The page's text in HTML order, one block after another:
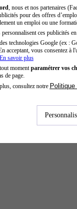
, nous et nos partenaires
pour des offres
un emploi ou une
ces publicités
technologies Google (ex :
acceptant, vous consentez
savoir plus
moment paramétrer vos
de page.
consultez notre Politique